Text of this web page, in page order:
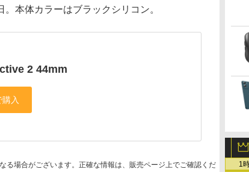
1
本体カラーはブラックシリコン。
2 44mm
場合がございます。正確な情報は、販売ページ上でご確認くだ